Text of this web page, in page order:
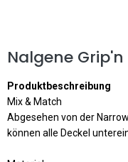
Nalgene
Produktbeschreibung
Mix & Match
Abgesehen von der
können alle Deckel